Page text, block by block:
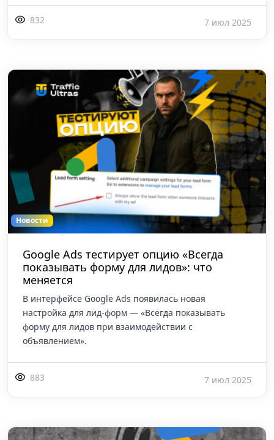
832 7 июл 2025
Новости
Google Ads тестирует опцию «Всегда
показывать форму для лидов»: что
меняется
В интерфейсе Google Ads появилась новая
настройка для лид-форм — «Всегда показывать
форму для лидов при взаимодействии с
объявлением».
883 7 июл 2025